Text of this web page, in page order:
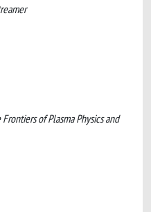
of Plasma Physics and